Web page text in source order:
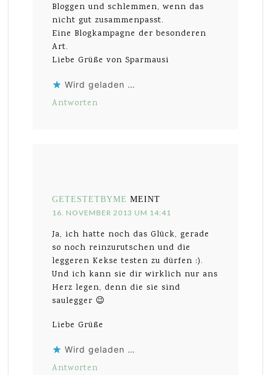
Bloggen und schlemmen, wenn das
nicht gut zusammenpasst.
Eine Blogkampagne der besonderen
Art.
Liebe Grüße von Sparmausi
Wird geladen …
Antworten
GETESTETBYME MEINT
16. NOVEMBER 2013 UM 14:41
Ja, ich hatte noch das Glück, gerade
so noch reinzurutschen und die
leggeren Kekse testen zu dürfen :).
Und ich kann sie dir wirklich nur ans
Herz legen, denn die sie sind
saulegger 😉
Liebe Grüße
Wird geladen …
Antworten